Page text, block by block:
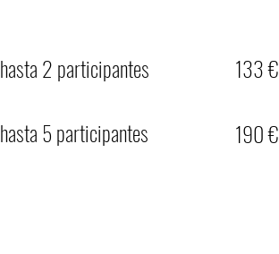
hasta 2 participantes
133 €
hasta 5 participantes
190 €